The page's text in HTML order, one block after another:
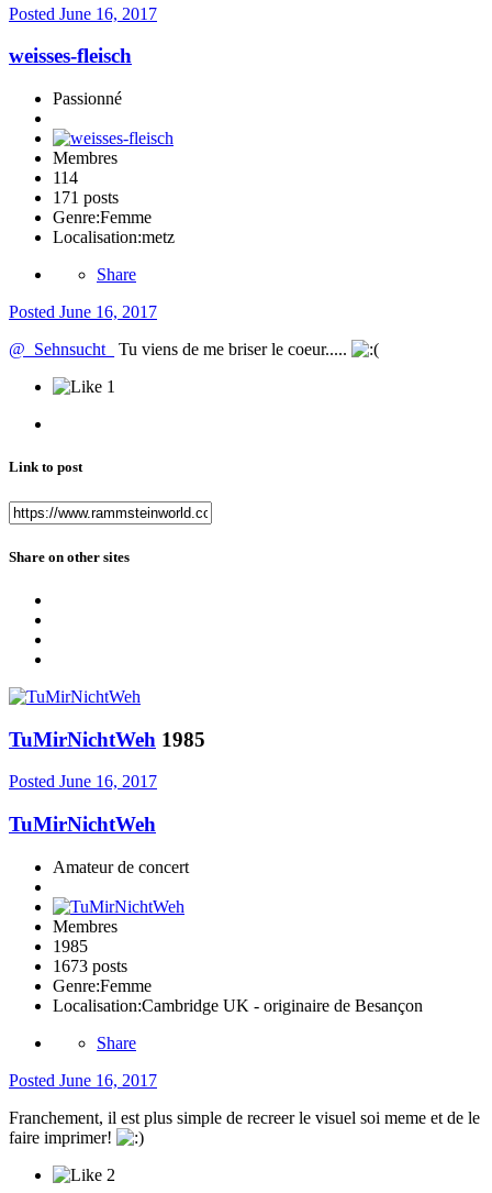
Posted June 16, 2017
weisses-fleisch
Passionné
Membres
114
171 posts
Genre:Femme
Localisation:metz
Share
Posted June 16, 2017
@_Sehnsucht_
Tu viens de me briser le coeur.....
1
Link to post
Share on other sites
TuMirNichtWeh 1985
Posted June 16, 2017
TuMirNichtWeh
Amateur de concert
Membres
1985
1673 posts
Genre:Femme
Localisation:Cambridge UK - originaire de Besançon
Share
Posted June 16, 2017
Franchement, il est plus simple de recreer le visuel soi meme et de le
faire imprimer!
2